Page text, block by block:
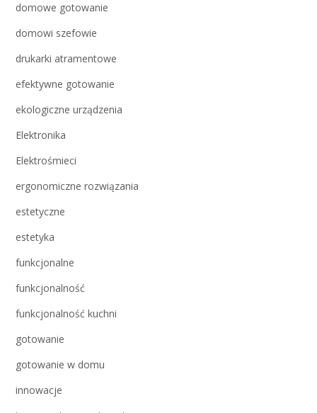
domowe gotowanie
domowi szefowie
drukarki atramentowe
efektywne gotowanie
ekologiczne urządzenia
Elektronika
Elektrośmieci
ergonomiczne rozwiązania
estetyczne
estetyka
funkcjonalne
funkcjonalność
funkcjonalność kuchni
gotowanie
gotowanie w domu
innowacje